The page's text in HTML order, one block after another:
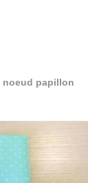
noeud papillon